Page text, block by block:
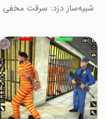
شبیه‌ساز دزد: سرقت مخفی